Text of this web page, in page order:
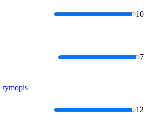
10
7
rymopis
12